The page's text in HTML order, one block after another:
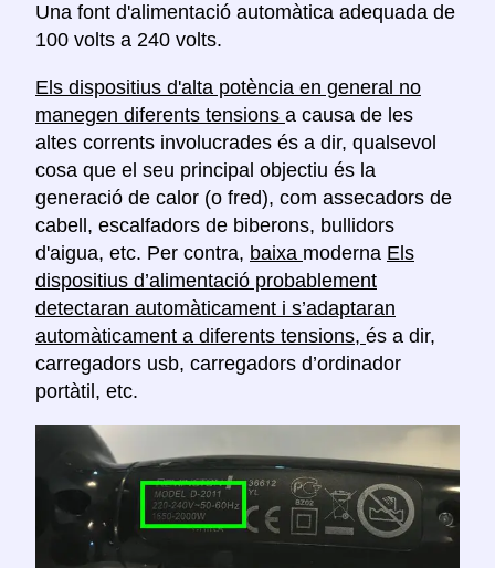
Una font d'alimentació automàtica adequada de
100 volts a 240 volts.
Els dispositius d'alta potència en general no
manegen diferents tensions a causa de les
altes corrents involucrades és a dir, qualsevol
cosa que el seu principal objectiu és la
generació de calor (o fred), com assecadors de
cabell, escalfadors de biberons, bullidors
d'aigua, etc. Per contra, baixa moderna Els
dispositius d’alimentació probablement
detectaran automàticament i s’adaptaran
automàticament a diferents tensions, és a dir,
carregadors usb, carregadors d’ordinador
portàtil, etc.